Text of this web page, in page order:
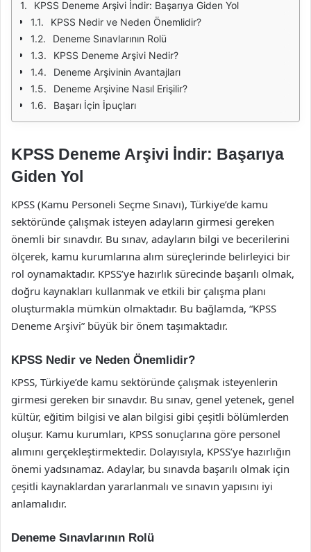
KPSS Deneme Arşivi İndir: Başarıya Giden Yol
KPSS Nedir ve Neden Önemlidir?
Deneme Sınavlarının Rolü
KPSS Deneme Arşivi Nedir?
Deneme Arşivinin Avantajları
Deneme Arşivine Nasıl Erişilir?
Başarı İçin İpuçları
KPSS Deneme Arşivi İndir: Başarıya
Giden Yol
KPSS (Kamu Personeli Seçme Sınavı), Türkiye’de kamu
sektöründe çalışmak isteyen adayların girmesi gereken
önemli bir sınavdır. Bu sınav, adayların bilgi ve becerilerini
ölçerek, kamu kurumlarına alım süreçlerinde belirleyici bir
rol oynamaktadır. KPSS’ye hazırlık sürecinde başarılı olmak,
doğru kaynakları kullanmak ve etkili bir çalışma planı
oluşturmakla mümkün olmaktadır. Bu bağlamda, “KPSS
Deneme Arşivi” büyük bir önem taşımaktadır.
KPSS Nedir ve Neden Önemlidir?
KPSS, Türkiye’de kamu sektöründe çalışmak isteyenlerin
girmesi gereken bir sınavdır. Bu sınav, genel yetenek, genel
kültür, eğitim bilgisi ve alan bilgisi gibi çeşitli bölümlerden
oluşur. Kamu kurumları, KPSS sonuçlarına göre personel
alımını gerçekleştirmektedir. Dolayısıyla, KPSS’ye hazırlığın
önemi yadsınamaz. Adaylar, bu sınavda başarılı olmak için
çeşitli kaynaklardan yararlanmalı ve sınavın yapısını iyi
anlamalıdır.
Deneme Sınavlarının Rolü